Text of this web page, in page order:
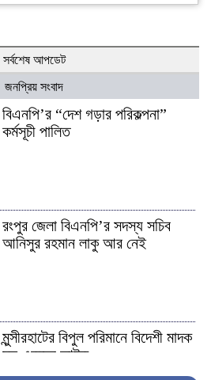
সর্বশেষ আপডেট
জনপ্রিয় সংবাদ
বিএনপি’র “দেশ গড়ার পরিকল্পনা”
কর্মসূচী পালিত
রংপুর জেলা বিএনপি’র সদস্য সচিব
আনিসুর রহমান লাকু আর নেই
মুন্সীরহাটের বিপুল পরিমানে বিদেশী মাদক
সহ একজন আটক